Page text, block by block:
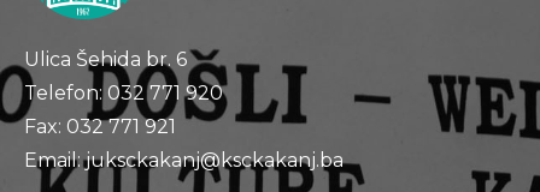
Ulica Šehida br. 6
Telefon: 032 771 920
Fax: 032 771 921
Email: juksckakanj@ksckakanj.ba